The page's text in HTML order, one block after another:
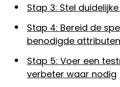
Stap 3: Stel
Stap 4: Bereid de
benodigde
Stap 5: Voer een
verbeter waar nodig